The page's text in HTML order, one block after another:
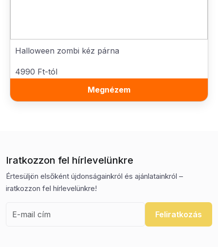
Halloween zombi kéz párna
4990 Ft-tól
Megnézem
Iratkozzon fel hírlevelünkre
Értesüljön elsőként újdonságainkról és ajánlatainkról –
iratkozzon fel hírlevelünkre!
Feliratkozás